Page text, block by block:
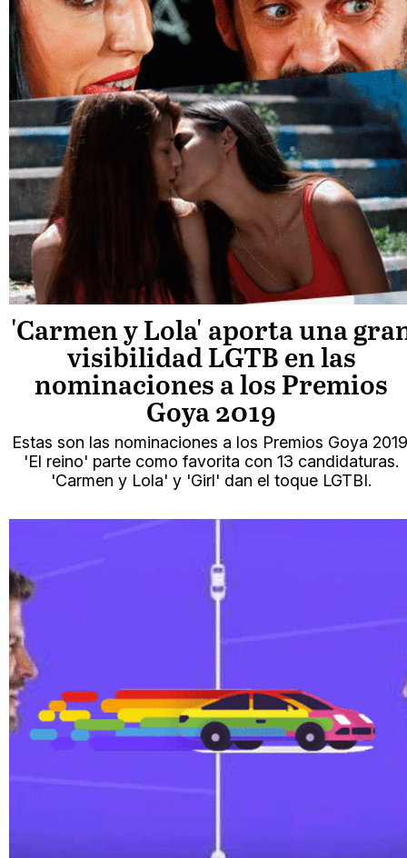
'Carmen y Lola' aporta una
visibilidad LGTB en las
nominaciones a los Premios
Goya 2019
Estas son las nominaciones a los Premios Goya
'El reino' parte como favorita con 13 candidaturas.
'Carmen y Lola' y 'Girl' dan el toque LGTBI.